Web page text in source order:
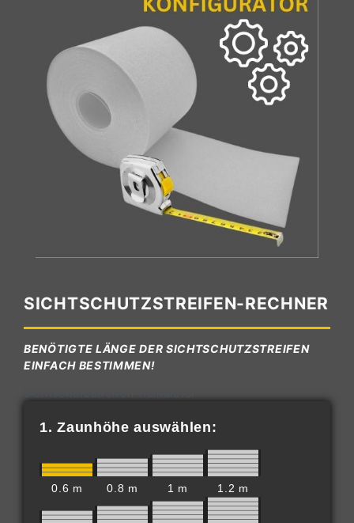
SICHTSCHUTZSTREIFEN-RECHNER
BENÖTIGTE LÄNGE DER SICHTSCHUTZSTREIFEN
EINFACH BESTIMMEN!
1. Zaunhöhe auswählen:
0.6 m 0.8 m 1 m 1.2 m